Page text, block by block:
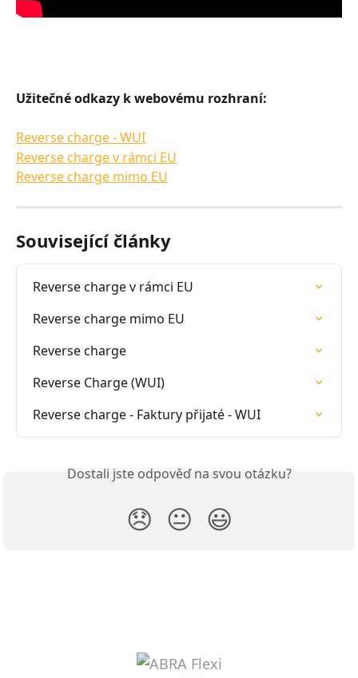
Užitečné odkazy k webovému rozhraní:
Reverse charge - WUI
Reverse charge v rámci EU
Reverse charge mimo EU
Související články
Reverse charge v rámci EU
Reverse charge mimo EU
Reverse charge
Reverse Charge (WUI)
Reverse charge - Faktury přijaté - WUI
Dostali jste odpověď na svou otázku?
😞 😐 😃